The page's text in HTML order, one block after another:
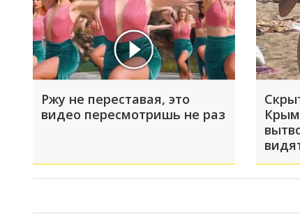
Ржу не переставая, это
видео пересмотришь не раз